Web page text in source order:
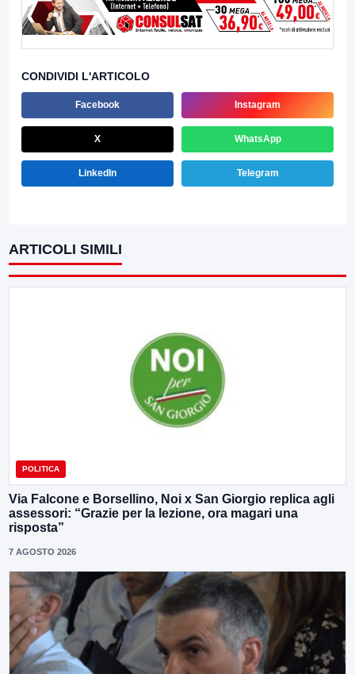
CONDIVIDI L'ARTICOLO
Facebook Instagram
X WhatsApp
LinkedIn Telegram
ARTICOLI SIMILI
POLITICA
Via Falcone e Borsellino, Noi x San Giorgio replica agli
assessori: “Grazie per la lezione, ora magari una
risposta”
7 AGOSTO 2026